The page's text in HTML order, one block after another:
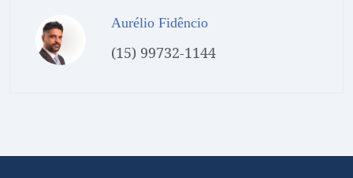
Aurélio Fidêncio
(15) 99732-1144